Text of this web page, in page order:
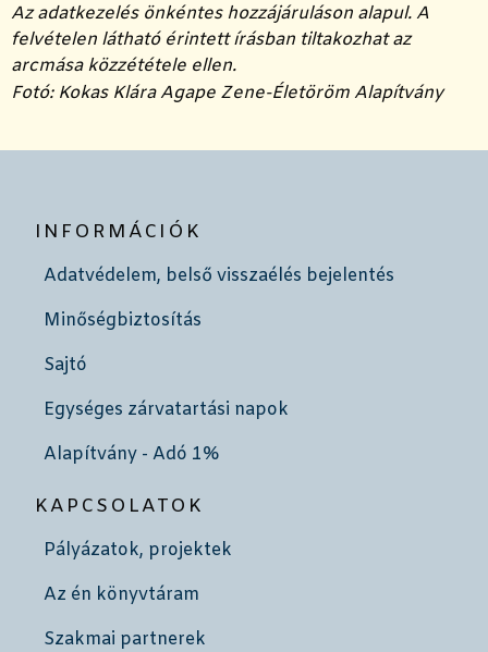
Az adatkezelés önkéntes hozzájáruláson alapul. A
felvételen látható érintett írásban tiltakozhat az
arcmása közzététele ellen.
Fotó: Kokas Klára Agape Zene-Életöröm Alapítvány
INFORMÁCIÓK
Adatvédelem, belső visszaélés bejelentés
Minőségbiztosítás
Sajtó
Egységes zárvatartási napok
Alapítvány - Adó 1%
KAPCSOLATOK
Pályázatok, projektek
Az én könyvtáram
Szakmai partnerek